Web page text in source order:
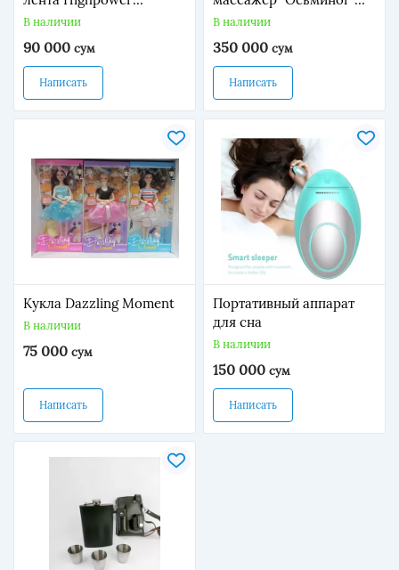
HP1227/1225 (серый
В наличии
90 000 сум
Написать
для головы .
В наличии
350 000 сум
Написать
Кукла Dazzling Moment
В наличии
75 000 сум
Написать
Портативный аппарат
для сна
В наличии
150 000 сум
Написать